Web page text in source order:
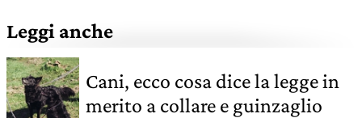
Leggi anche
Cani, ecco cosa dice la legge in
merito a collare e guinzaglio